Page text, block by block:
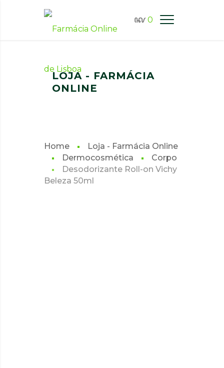
0
FARMÁCIA ONLINE LISBOA
LOJA - FARMÁCIA
ONLINE
Home
Loja - Farmácia Online
Dermocosmética
Corpo
Desodorizante Roll-on Vichy
Beleza 50ml